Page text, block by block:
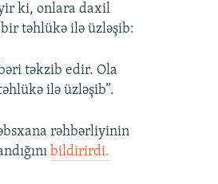
ki, onlara daxil
təhlükə ilə üzləşib:
təkzib edir. Ola
ilə üzləşib”.
rəhbərliyinin
bildirirdi.